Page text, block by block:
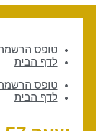
טופס הרשמה
לדף הבית
טופס הרשמה
לדף הבית